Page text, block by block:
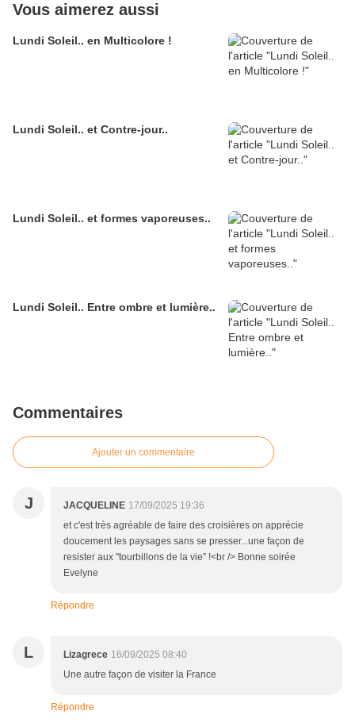
Vous aimerez aussi
Lundi Soleil.. en Multicolore !
Lundi Soleil.. et Contre-jour..
Lundi Soleil.. et formes vaporeuses..
Lundi Soleil.. Entre ombre et lumière..
Commentaires
Ajouter un commentaire
J JACQUELINE 17/09/2025 19:36
et c'est très agréable de faire des croisières on apprécie
doucement les paysages sans se presser...une façon de
resister aux "tourbillons de la vie" !<br /> Bonne soirée
Evelyne
Répondre
L Lizagrece 16/09/2025 08:40
Une autre façon de visiter la France
Répondre